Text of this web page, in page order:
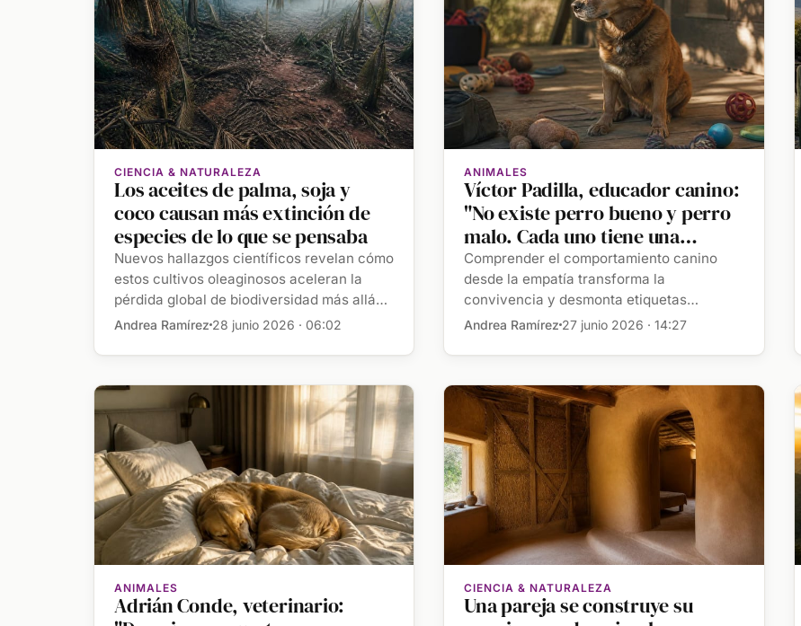
CIENCIA & NATURALEZA
Los aceites de palma, soja y
coco causan más extinción de
especies de lo que se pensaba
Nuevos hallazgos científicos revelan cómo
estos cultivos oleaginosos aceleran la
pérdida global de biodiversidad más allá
de las estimaciones […]
Andrea Ramírez 28 junio 2026 · 06:02
ANIMALES
Víctor Padilla, educador canino:
"No existe perro bueno y perro
malo. Cada uno tiene una
historia, unas experiencias
previas, unas capacidades
determinadas y una mochila
emocional diferente"
Comprender el comportamiento canino
desde la empatía transforma la
convivencia y desmonta etiquetas
simplistas. […]
Andrea Ramírez 27 junio 2026 · 14:27
ANIMALES
Adrián Conde, veterinario:
CIENCIA & NATURALEZA
Una pareja se construye su